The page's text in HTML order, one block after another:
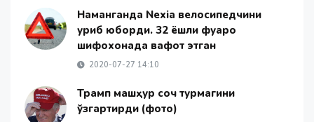
Наманганда Nexia велосипедчини
уриб юборди. 32 ёшли фуқаро
шифохонада вафот этган
2020-07-27 14:10
Трамп машҳур соч турмагини
ўзгартирди (фото)